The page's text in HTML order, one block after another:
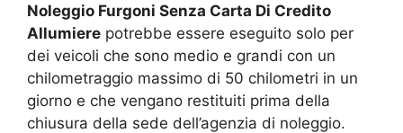
Noleggio Furgoni Senza Carta Di Credito
Allumiere potrebbe essere eseguito solo per
dei veicoli che sono medio e grandi con un
chilometraggio massimo di 50 chilometri in un
giorno e che vengano restituiti prima della
chiusura della sede dell’agenzia di noleggio.